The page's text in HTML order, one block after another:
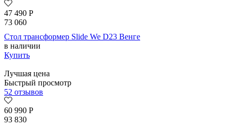
47 490 Р
73 060
Стол трансформер Slide We D23 Венге
в наличии
Купить
Лучшая цена
Быстрый просмотр
52 отзывов
60 990 Р
93 830